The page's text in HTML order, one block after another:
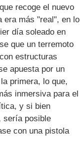
recoge el nuevo
era más "real", en lo
día soleado en
que un terremoto
estructuras
apuesta por un
primera, lo que,
inmersiva para el
y si bien
sería posible
con una pistola